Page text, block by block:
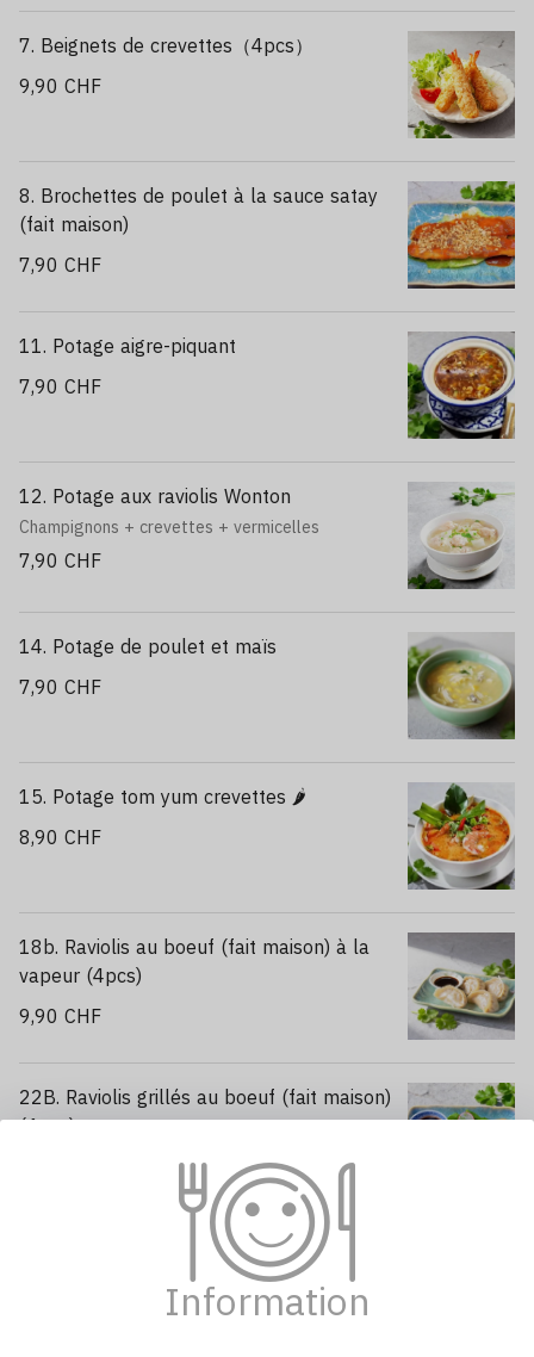
Information
7. Beignets de crevettes（4pcs）
9,90 CHF
8. Brochettes de poulet à la sauce satay
(fait maison)
7,90 CHF
11. Potage aigre-piquant
7,90 CHF
12. Potage aux raviolis Wonton
Champignons + crevettes + vermicelles
7,90 CHF
14. Potage de poulet et maïs
7,90 CHF
15. Potage tom yum crevettes 🌶️
8,90 CHF
18b. Raviolis au boeuf (fait maison) à la
vapeur (4pcs)
9,90 CHF
22B. Raviolis grillés au boeuf (fait maison)
(4pcs)
94. Pain chinois à la vapeur （2pcs）